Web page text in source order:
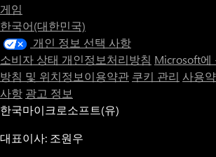
게임
한국어(대한민국)
개인 정보 선택 사항
소비자 상태 개인정보처리방침 Microsoft에
방침 및 위치정보이용약관 쿠키 관리 사용
사항 광고 정보
한국마이크로소프트(유)
대표이사: 조원우